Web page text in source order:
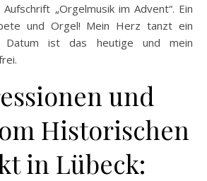
„Orgelmusik im Advent“. Ein
und Orgel! Mein Herz tanzt ein
Datum ist das heutige und mein
und
Historischen
in Lübeck: